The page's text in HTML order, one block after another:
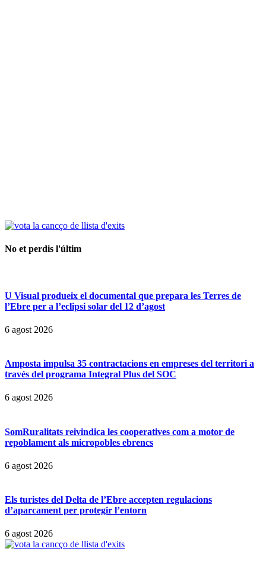
No et perdis l'últim
U Visual produeix el documental que prepara les Terres de
l’Ebre per a l’eclipsi solar del 12 d’agost
6 agost 2026
Amposta impulsa 35 contractacions en empreses del territori a
través del programa Integral Plus del SOC
6 agost 2026
SomRuralitats reivindica les cooperatives com a motor de
repoblament als micropobles ebrencs
6 agost 2026
Els turistes del Delta de l’Ebre accepten regulacions
d’aparcament per protegir l’entorn
6 agost 2026